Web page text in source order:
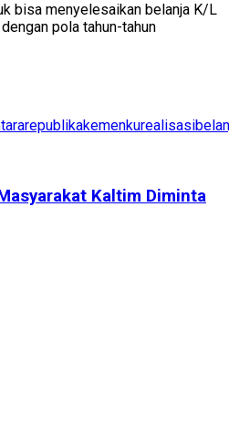
bisa menyelesaikan belanja K/L
pola tahun-tahun
kemenku
Kaltim Diminta